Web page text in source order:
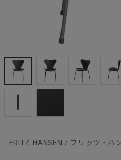
FRITZ HANSEN / フリッツ・ハ